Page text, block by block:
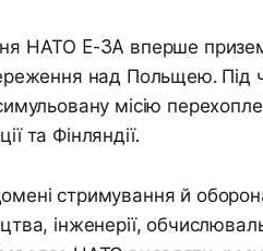
НАТО E-3A вперше
над Польщею. Під
місію
та Фінляндії.
стримування й
інженерії,